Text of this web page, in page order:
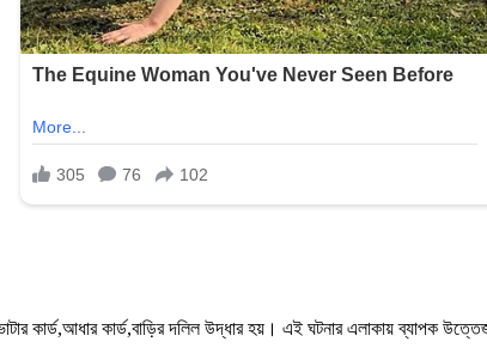
কার্ড,আধার কার্ড,বাড়ির দলিল উদ্ধার হয়। এই ঘটনার এলাকায় ব্যাপক